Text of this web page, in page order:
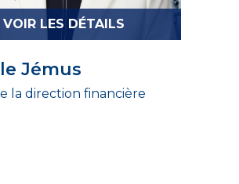
VOIR LES DÉTAILS
Jémus
la direction financière